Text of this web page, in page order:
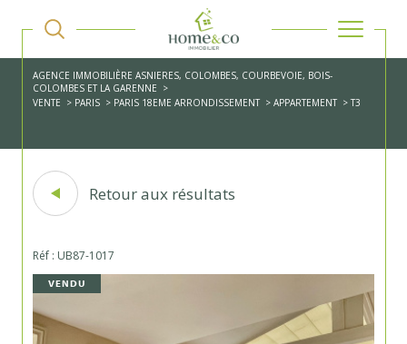
AGENCE IMMOBILIÈRE ASNIERES, COLOMBES, COURBEVOIE, BOIS-
COLOMBES ET LA GARENNE
VENTE
PARIS PARIS 18EME ARRONDISSEMENT APPARTEMENT T3
Retour aux résultats
Réf : UB87-1017
VENDU